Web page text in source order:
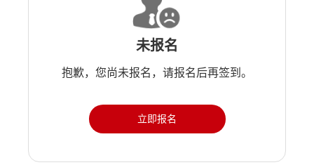
未报名
抱歉，您尚未报名，请报名后再签到。
立即报名